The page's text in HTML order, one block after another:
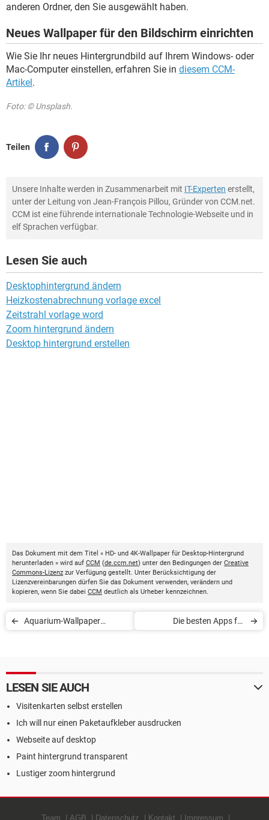
anderen Ordner, den Sie ausgewählt haben.
Neues Wallpaper für den Bildschirm einrichten
Wie Sie Ihr neues Hintergrundbild auf Ihrem Windows- oder
Mac-Computer einstellen, erfahren Sie in diesem CCM-
Artikel.
Foto: © Unsplash.
Teilen
Unsere Inhalte werden in Zusammenarbeit mit IT-Experten erstellt,
unter der Leitung von Jean-François Pillou, Gründer von CCM.net.
CCM ist eine führende internationale Technologie-Webseite und in
elf Sprachen verfügbar.
Lesen Sie auch
Desktophintergrund ändern
Heizkostenabrechnung vorlage excel
Zeitstrahl vorlage word
Zoom hintergrund ändern
Desktop hintergrund erstellen
Das Dokument mit dem Titel « HD- und 4K-Wallpaper für Desktop-Hintergrund
herunterladen » wird auf CCM (de.ccm.net) unter den Bedingungen der Creative
Commons-Lizenz zur Verfügung gestellt. Unter Berücksichtigung der
Lizenzvereinbarungen dürfen Sie das Dokument verwenden, verändern und
kopieren, wenn Sie dabei CCM deutlich als Urheber kennzeichnen.
Aquarium-Wallpaper
Die besten Apps für
LESEN SIE AUCH
Visitenkarten selbst erstellen
Ich will nur einen Paketaufkleber ausdrucken
Webseite auf desktop
Paint hintergrund transparent
Lustiger zoom hintergrund
Team AGB Datenschutz Kontakt Impressum